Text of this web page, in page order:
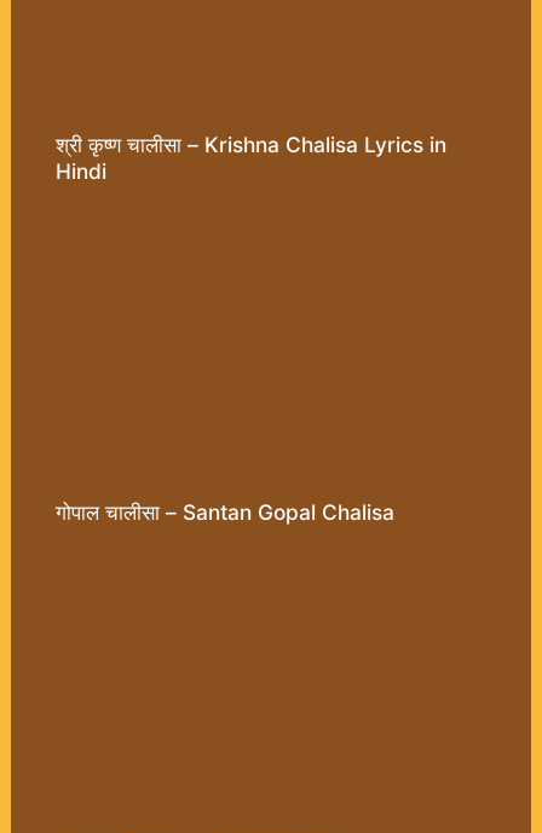
श्री कृष्ण चालीसा – Krishna Chalisa Lyrics in
Hindi
गोपाल चालीसा – Santan Gopal Chalisa